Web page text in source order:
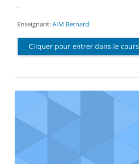
.
Enseignant:AIM Bernard
Cliquer pour entrer dans le cours